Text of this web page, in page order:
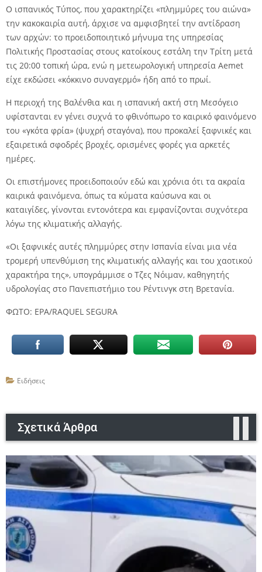
Ο ισπανικός Τύπος, που χαρακτηρίζει «πλημμύρες του αιώνα»
την κακοκαιρία αυτή, άρχισε να αμφισβητεί την αντίδραση
των αρχών: το προειδοποιητικό μήνυμα της υπηρεσίας
Πολιτικής Προστασίας στους κατοίκους εστάλη την Τρίτη μετά
τις 20:00 τοπική ώρα, ενώ η μετεωρολογική υπηρεσία Aemet
είχε εκδώσει «κόκκινο συναγερμό» ήδη από το πρωί.
Η περιοχή της Βαλένθια και η ισπανική ακτή στη Μεσόγειο
υφίστανται εν γένει συχνά το φθινόπωρο το καιρικό φαινόμενο
του «γκότα φρία» (ψυχρή σταγόνα), που προκαλεί ξαφνικές και
εξαιρετικά σφοδρές βροχές, ορισμένες φορές για αρκετές
ημέρες.
Οι επιστήμονες προειδοποιούν εδώ και χρόνια ότι τα ακραία
καιρικά φαινόμενα, όπως τα κύματα καύσωνα και οι
καταιγίδες, γίνονται εντονότερα και εμφανίζονται συχνότερα
λόγω της κλιματικής αλλαγής.
«Οι ξαφνικές αυτές πλημμύρες στην Ισπανία είναι μια νέα
τρομερή υπενθύμιση της κλιματικής αλλαγής και του χαοτικού
χαρακτήρα της», υπογράμμισε ο Τζες Νόιμαν, καθηγητής
υδρολογίας στο Πανεπιστήμιο του Ρέντινγκ στη Βρετανία.
ΦΩΤΟ: EPA/RAQUEL SEGURA
Ειδήσεις
Σχετικά Άρθρα